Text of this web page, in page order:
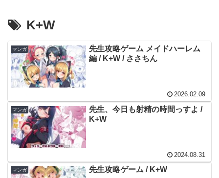
K+W
マンガ
先生攻略ゲーム メイドハーレム
編 / K+W / ささちん
2026.02.09
マンガ
先生、今日も射精の時間っすよ /
K+W
2024.08.31
マンガ 先生攻略ゲーム / K+W